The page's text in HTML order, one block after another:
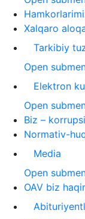
Xalqaro
Tarkibiy
Open
Elektron
Open
Biz –
Normativ-
Media
Open
OAV biz